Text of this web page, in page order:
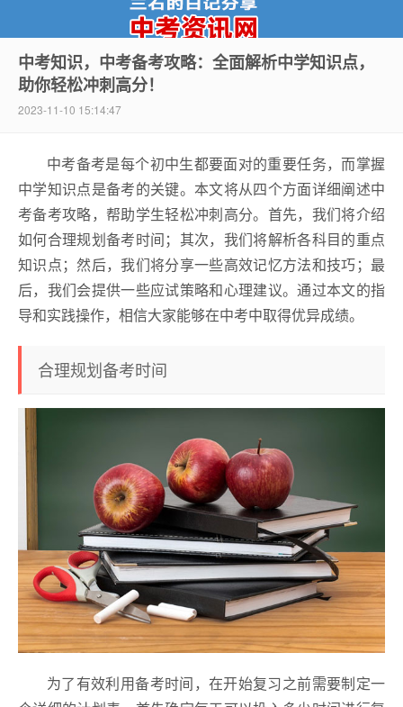
中考资讯网
中考知识，中考备考攻略：全面解析中学知识点，
助你轻松冲刺高分！
2023-11-10 15:14:47
中考备考是每个初中生都要面对的重要任务，而掌握
中学知识点是备考的关键。本文将从四个方面详细阐述中
考备考攻略，帮助学生轻松冲刺高分。首先，我们将介绍
如何合理规划备考时间；其次，我们将解析各科目的重点
知识点；然后，我们将分享一些高效记忆方法和技巧；最
后，我们会提供一些应试策略和心理建议。通过本文的指
导和实践操作，相信大家能够在中考中取得优异成绩。
合理规划备考时间
为了有效利用备考时间，在开始复习之前需要制定一